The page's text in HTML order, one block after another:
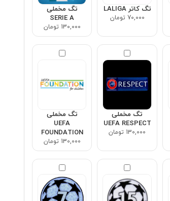
تگ کاتر LALIGA
70,000 تومان
تگ مخملی
SERIE A
130,000 تومان
تگ مخملی
UEFA RESPECT
130,000 تومان
تگ مخملی
UEFA
FOUNDATION
130,000 تومان